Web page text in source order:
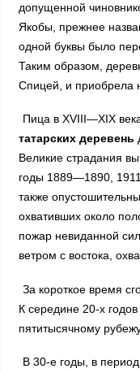
допущенной
Якобы, прежнее
одной буквы было
Таким образом,
Спицей, и приобрела
Пица в XVIII—XIX
татарских деревень
Великие страдания
годы 1889—1890,
также
охвативших около
пожар невиданной
ветром с востока,
За короткое время
К середине 20-х
пятитысячному
В 30-е годы, в период